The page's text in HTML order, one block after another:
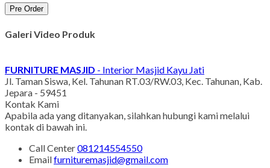
Pre Order
Galeri Video Produk
FURNITURE MASJID - Interior Masjid Kayu Jati
Jl. Taman Siswa, Kel. Tahunan RT.03/RW.03, Kec. Tahunan, Kab.
Jepara - 59451
Kontak Kami
Apabila ada yang ditanyakan, silahkan hubungi kami melalui
kontak di bawah ini.
Call Center081214554550
Emailfurnituremasjid@gmail.com